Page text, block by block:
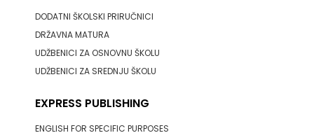
DODATNI ŠKOLSKI PRIRUČNICI
DRŽAVNA MATURA
UDŽBENICI ZA OSNOVNU ŠKOLU
UDŽBENICI ZA SREDNJU ŠKOLU
EXPRESS PUBLISHING
ENGLISH FOR SPECIFIC PURPOSES